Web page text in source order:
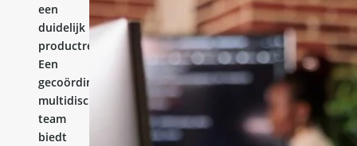
een
duidelijk
productresultaat.
Een
gecoördineerd
multidisciplinair
team
biedt